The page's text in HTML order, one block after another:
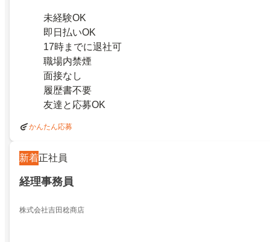
未経験OK
即日払いOK
17時までに退社可
職場内禁煙
面接なし
履歴書不要
友達と応募OK
かんたん応募
新着正社員
経理事務員
株式会社吉田稔商店